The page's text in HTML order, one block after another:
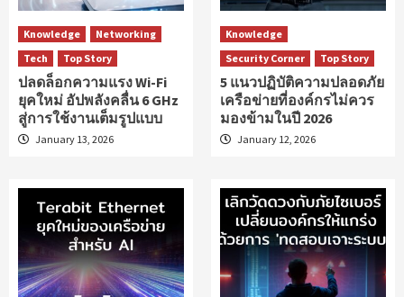
Knowledge
Networking
Tech
Top Story
ปลดล็อกความแรง Wi-Fi
ยุคใหม่ อัปพลังคลื่น 6 GHz
สู่การใช้งานเต็มรูปแบบ
January 13, 2026
Knowledge
Security Corner
Top Story
5 แนวปฏิบัติความปลอดภัย
เครือข่ายที่องค์กรไม่ควร
มองข้ามในปี 2026
January 12, 2026